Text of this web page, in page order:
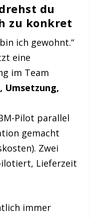
du
zu konkret
ich gewohnt.“
eine
im Team
Umsetzung,
Pilot parallel
gemacht
Zwei
Lieferzeit
immer